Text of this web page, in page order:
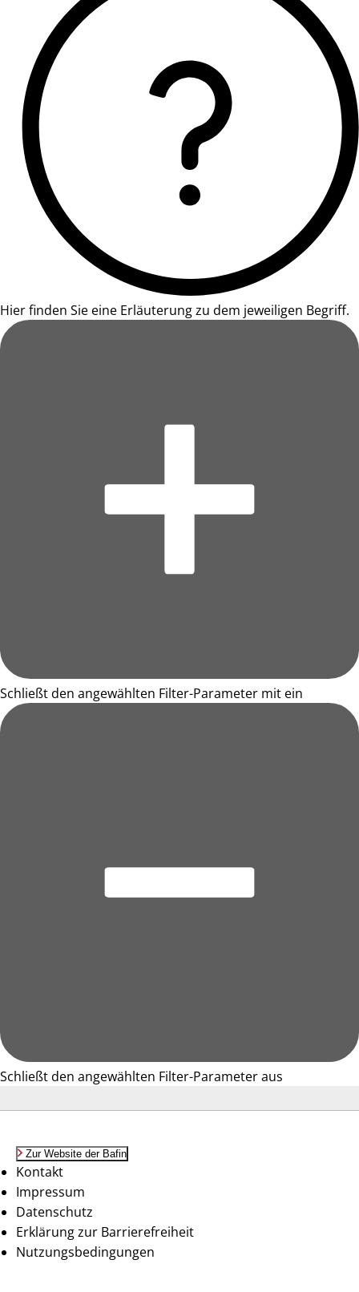
Hier finden Sie eine Erläuterung zu dem jeweiligen Begriff.
Schließt den angewählten Filter-Parameter mit ein
Schließt den angewählten Filter-Parameter aus
Zur Website der Bafin
Kontakt
Impressum
Datenschutz
Erklärung zur Barrierefreiheit
Nutzungsbedingungen